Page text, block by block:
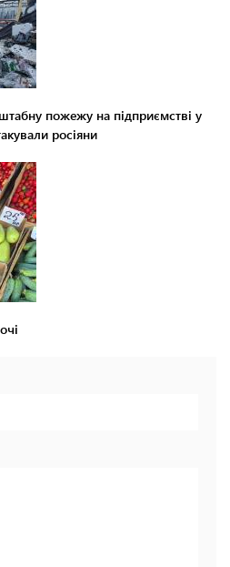
пожежу на підприємстві у
росіяни